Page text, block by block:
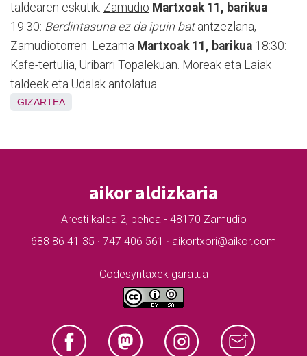
taldearen eskutik. Zamudio Martxoak 11, barikua
19:30: Berdintasuna ez da ipuin batantzezlana,
Zamudiotorren. Lezama Martxoak 11, barikua 18:30:
Kafe-tertulia, Uribarri Topalekuan. Moreak eta Laiak
taldeek eta Udalak antolatua.
GIZARTEA
aikor aldizkaria
Aresti kalea 2, behea - 48170 Zamudio
688 86 41 35 · 747 406 561 · aikortxori@aikor.com
Codesyntaxek garatua